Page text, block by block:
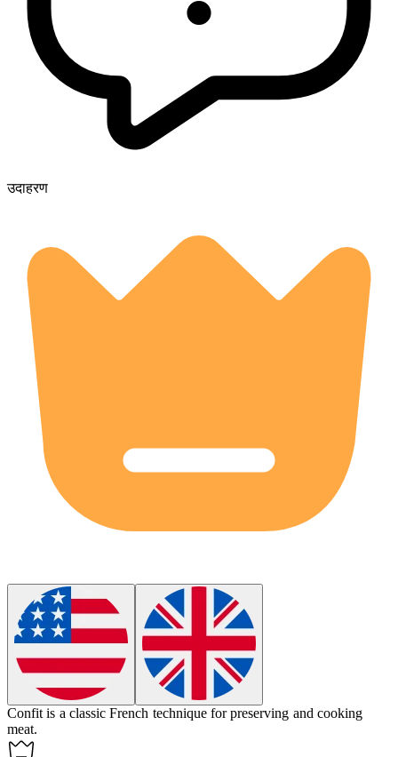
उदाहरण
Confit is a classic French technique for preserving and cooking
meat.